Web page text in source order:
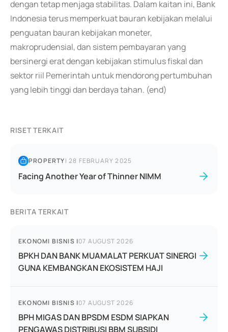
dengan tetap menjaga stabilitas. Dalam kaitan ini, Bank
Indonesia terus memperkuat bauran kebijakan melalui
penguatan bauran kebijakan moneter,
makroprudensial, dan sistem pembayaran yang
bersinergi erat dengan kebijakan stimulus fiskal dan
sektor riil Pemerintah untuk mendorong pertumbuhan
yang lebih tinggi dan berdaya tahan. (end)
RISET TERKAIT
PROPERTY|28 FEBRUARY 2025
Facing Another Year of Thinner NIMM
BERITA TERKAIT
EKONOMI BISNIS |07 AUGUST 2026
BPKH DAN BANK MUAMALAT PERKUAT SINERGI
GUNA KEMBANGKAN EKOSISTEM HAJI
EKONOMI BISNIS |07 AUGUST 2026
BPH MIGAS DAN BPSDM ESDM SIAPKAN
PENGAWAS DISTRIBUSI BBM SUBSIDI